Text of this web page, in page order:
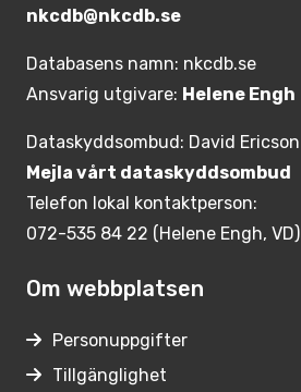
nkcdb@nkcdb.se
Databasens namn: nkcdb.se
Ansvarig utgivare: Helene Engh
Dataskyddsombud: David Ericson
Mejla vårt dataskyddsombud
Telefon lokal kontaktperson:
072-535 84 22 (Helene Engh, VD)
Om webbplatsen
Personuppgifter
Tillgänglighet